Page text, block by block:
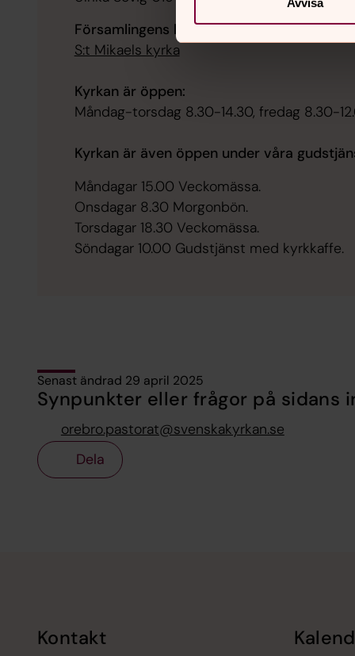
Församlingens kyrka:
S:t Mikaels kyrka
Kyrkan är öppen:
Måndag-torsdag 8.30-14.30, fredag 8.30-
Kyrkan är även öppen under våra
Måndagar 15.00 Veckomässa.
Onsdagar 8.30 Morgonbön.
Torsdagar 18.30 Veckomässa.
Söndagar 10.00 Gudstjänst med kyrkkaffe.
Senast ändrad 29 april 2025
Synpunkter eller frågor på sidans
orebro.pastorat@svenskakyrkan.se
Dela
Kontakt